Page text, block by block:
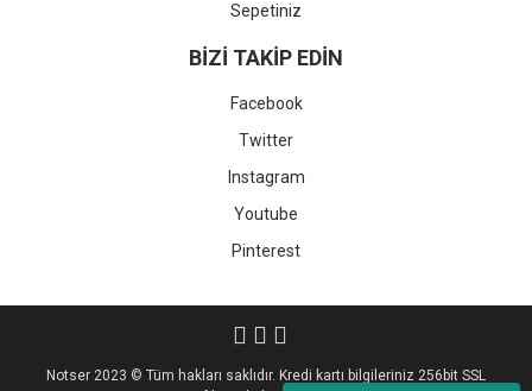
Sepetiniz
BİZİ TAKİP EDİN
Facebook
Twitter
Instagram
Youtube
Pinterest
Notser 2023 © Tüm hakları saklıdır. Kredi kartı bilgileriniz 256bit SSL